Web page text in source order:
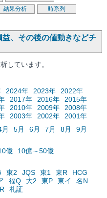
結果分析
時系列
益、その後の値動きなどチ
しています。
2024年 2023年
2022年
2017年 2016年
2015年
2010年 2009年
2008年
2003年 2002年
2001年
月 5月 6月 7月 8月
9月
億
10億～50億
東2 JQS 東1 東R
HCG
福Q 大2 東P 東イ
名N
札証